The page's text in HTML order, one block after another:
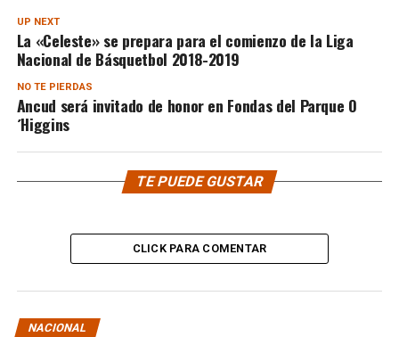
UP NEXT
La «Celeste» se prepara para el comienzo de la Liga
Nacional de Básquetbol 2018-2019
NO TE PIERDAS
Ancud será invitado de honor en Fondas del Parque O
´Higgins
TE PUEDE GUSTAR
CLICK PARA COMENTAR
NACIONAL